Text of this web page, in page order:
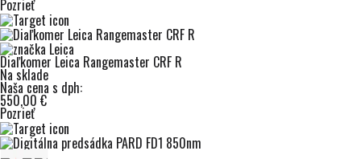
Pozrieť
Diaľkomer Leica Rangemaster CRF R
Na sklade
Naša cena s dph:
550,00 €
Pozrieť